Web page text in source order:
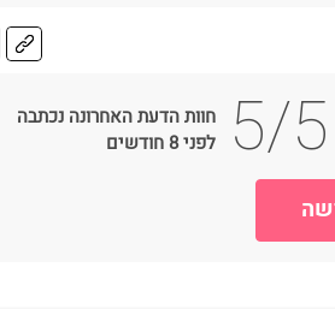
5/5
חוות הדעת האחרונה נכתבה
לפני 8 חודשים